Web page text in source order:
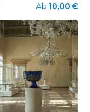
Ab 10,00 €